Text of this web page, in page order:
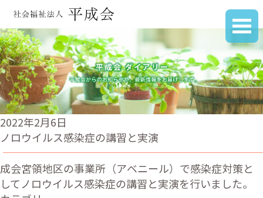
2022年2月6日
ノロウイルス感染症の講習と実演
成会宮領地区の事業所（アベニール）で感染症対策と
してノロウイルス感染症の講習と実演を行いました。